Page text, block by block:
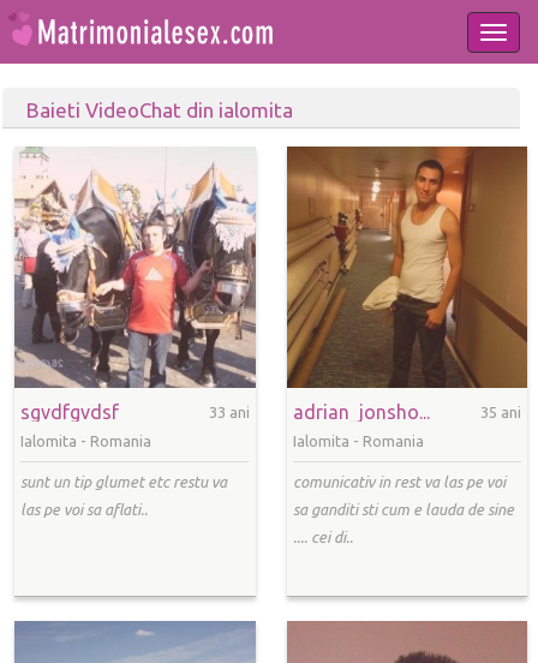
Baieti VideoChat din ialomita
sgvdfgvdsf
33 ani
Ialomita - Romania
sunt un tip glumet etc restu va
las pe voi sa aflati..
adrian_jonsho...
35 ani
Ialomita - Romania
comunicativ in rest va las pe voi
sa ganditi sti cum e lauda de sine
.... cei di..